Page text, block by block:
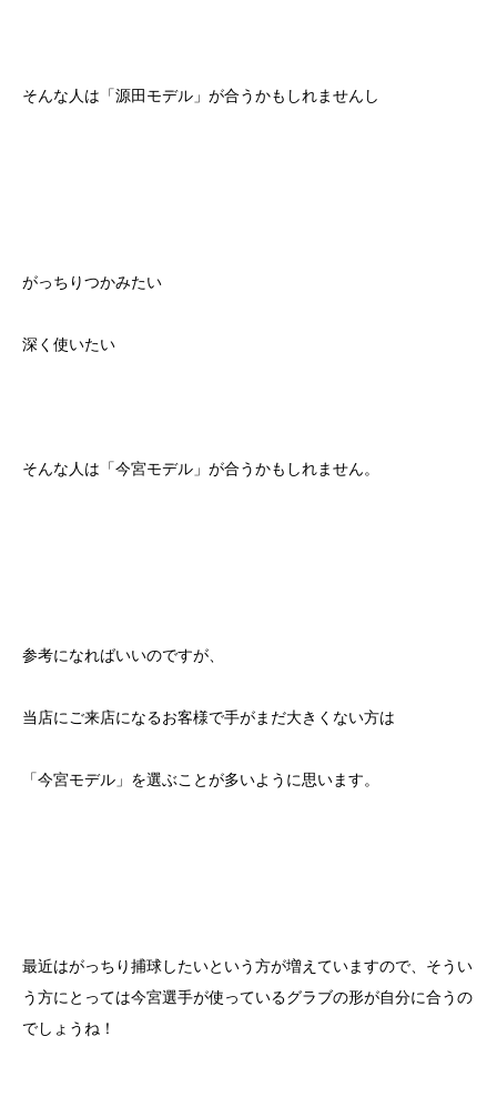
そんな人は「源田モデル」が合うかもしれませんし
がっちりつかみたい
深く使いたい
そんな人は「今宮モデル」が合うかもしれません。
参考になればいいのですが、
当店にご来店になるお客様で手がまだ大きくない方は
「今宮モデル」を選ぶことが多いように思います。
最近はがっちり捕球したいという方が増えていますので、そうい
う方にとっては今宮選手が使っているグラブの形が自分に合うの
でしょうね！